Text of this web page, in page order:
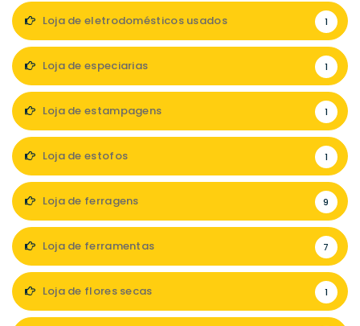
Loja de eletrodomésticos usados 1
Loja de especiarias 1
Loja de estampagens 1
Loja de estofos 1
Loja de ferragens 9
Loja de ferramentas 7
Loja de flores secas 1